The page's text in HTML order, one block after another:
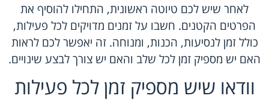
לאחר שיש לכם טיוטה ראשונית, התחילו להוסיף את
הפרטים הקטנים. חשבו על זמנים מדויקים לכל פעילות,
כולל זמן לנסיעות, הכנות, ומנוחה. זה יאפשר לכם לראות
האם יש מספיק זמן לכל שלב והאם יש צורך לבצע שינויים.
וודאו שיש מספיק זמן לכל פעילות